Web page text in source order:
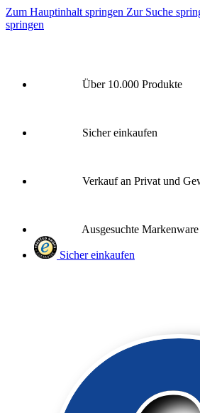
Zum Hauptinhalt springen Zur Suche
springen
Über 10.000 Produkte
Sicher einkaufen
Verkauf an Privat und
Ausgesuchte Markenware
Sicher einkaufen